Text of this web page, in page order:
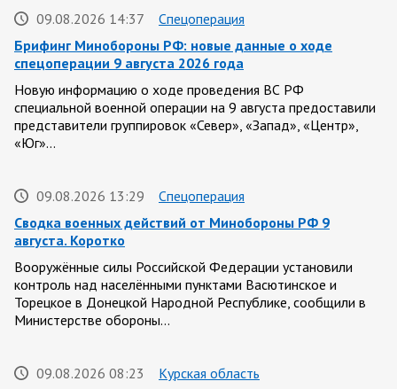
09.08.2026 14:37
Спецоперация
Брифинг Минобороны РФ: новые данные о ходе
спецоперации 9 августа 2026 года
Новую информацию о ходе проведения ВС РФ
специальной военной операции на 9 августа предоставили
представители группировок «Север», «Запад», «Центр»,
«Юг»…
09.08.2026 13:29
Спецоперация
Сводка военных действий от Минобороны РФ 9
августа. Коротко
Вооружённые силы Российской Федерации установили
контроль над населёнными пунктами Васютинское и
Торецкое в Донецкой Народной Республике, сообщили в
Министерстве обороны…
09.08.2026 08:23
Курская область